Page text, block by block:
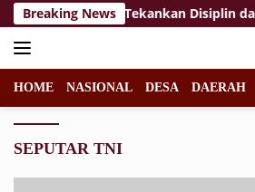
Langsung
ke
konten
Breaking News
2026, Tekankan Disiplin dan
HOME NASIONAL DESA DAERAH
SEPUTAR TNI